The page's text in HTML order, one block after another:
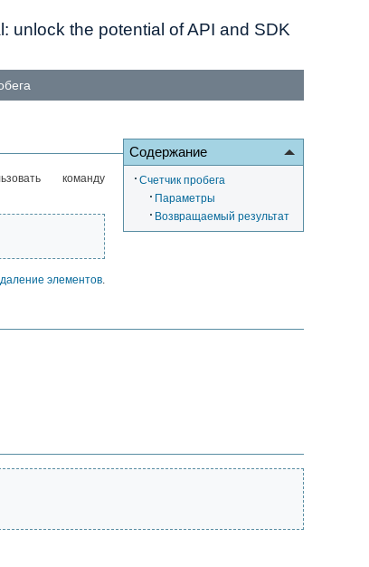
unlock the potential of API and SDK
Содержание
Счетчик пробега
Параметры
Возвращаемый результат
команду
элементов.